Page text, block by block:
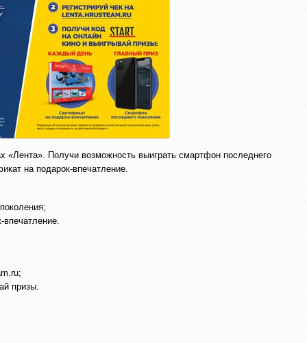
«Лента». Получи возможность выиграть смартфон последнего
на подарок-впечатление.
призы.